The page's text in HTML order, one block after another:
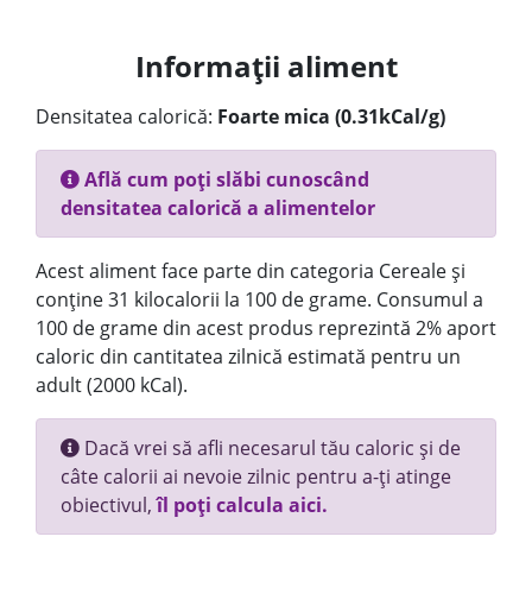
Informații aliment
Densitatea calorică: Foarte mica (0.31kCal/g)
Află cum poți slăbi cunoscând
densitatea calorică a alimentelor
Acest aliment face parte din categoria Cereale și
conține 31 kilocalorii la 100 de grame. Consumul a
100 de grame din acest produs reprezintă 2% aport
caloric din cantitatea zilnică estimată pentru un
adult (2000 kCal).
Dacă vrei să afli necesarul tău caloric și de
câte calorii ai nevoie zilnic pentru a-ți atinge
obiectivul,îl poți calcula aici.